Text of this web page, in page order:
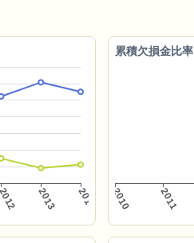
累積欠損金比率